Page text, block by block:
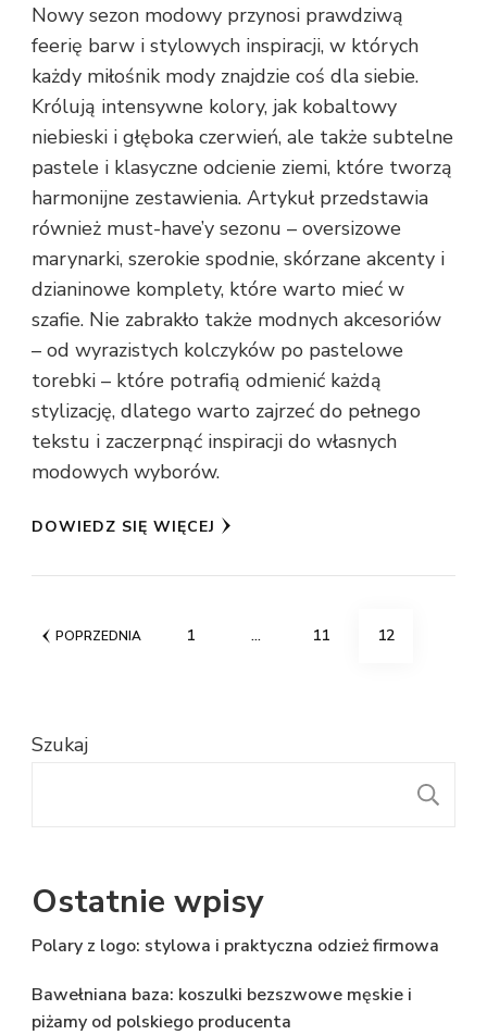
Nowy sezon modowy przynosi prawdziwą
feerię barw i stylowych inspiracji, w których
każdy miłośnik mody znajdzie coś dla siebie.
Królują intensywne kolory, jak kobaltowy
niebieski i głęboka czerwień, ale także subtelne
pastele i klasyczne odcienie ziemi, które tworzą
harmonijne zestawienia. Artykuł przedstawia
również must-have’y sezonu – oversizowe
marynarki, szerokie spodnie, skórzane akcenty i
dzianinowe komplety, które warto mieć w
szafie. Nie zabrakło także modnych akcesoriów
– od wyrazistych kolczyków po pastelowe
torebki – które potrafią odmienić każdą
stylizację, dlatego warto zajrzeć do pełnego
tekstu i zaczerpnąć inspiracji do własnych
modowych wyborów.
DOWIEDZ SIĘ WIĘCEJ
Stronicowanie
POPRZEDNIA STRONA
1 … STRONA
11 STRONA
12
Szukaj
Ostatnie wpisy
Polary z logo: stylowa i praktyczna odzież firmowa
Bawełniana baza: koszulki bezszwowe męskie i
piżamy od polskiego producenta